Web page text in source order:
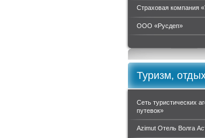
Страховая компания
ООО «Руcдеп»
Туризм,
Сеть туристических
путевок»
Azimut Отель Волга